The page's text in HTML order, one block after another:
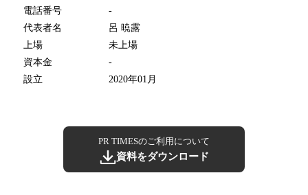
電話番号
-
代表者名
呂 暁露
上場
未上場
資本金
-
設立
2020年01月
PR TIMESのご利用について
資料をダウンロード